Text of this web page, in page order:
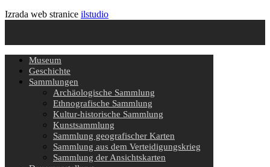
Izrada web stranice ilstudio
Museum
Geschichte
Sammlungen
Archäologische Sammlung
Ethnografische Sammlung
Kultur-historische Sammlung
Kunstsammlung
Sammlung geografischer Karten
Sammlung aus dem Verteidigungskrieg
Sammlung der Ansichtskarten